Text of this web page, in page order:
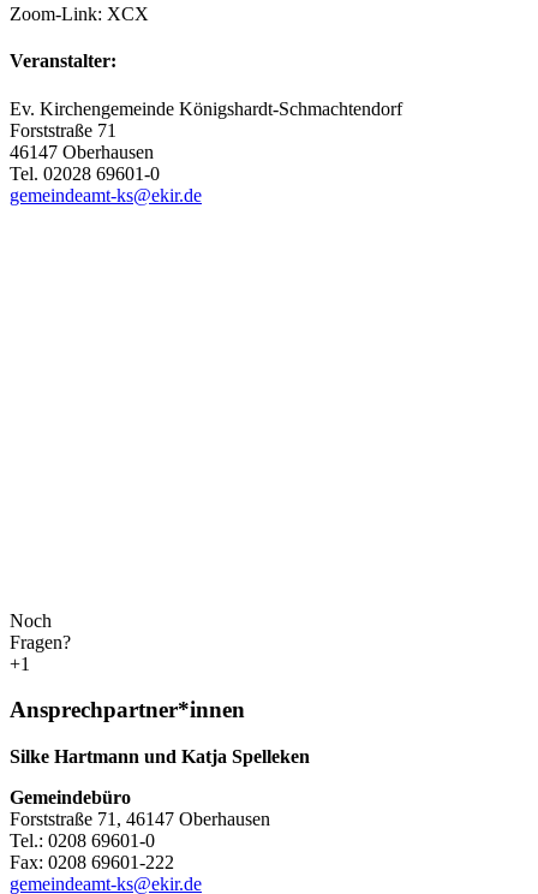
Zoom-Link: XCX
Veranstalter:
Ev. Kirchengemeinde Königshardt-Schmachtendorf
Forststraße 71
46147 Oberhausen
Tel. 02028 69601-0
gemeindeamt-ks@ekir.de
Noch
Fragen?
+1
Ansprechpartner*innen
Silke Hartmann und Katja Spelleken
Gemeindebüro
Forststraße 71, 46147 Oberhausen
Tel.: 0208 69601-0
Fax: 0208 69601-222
gemeindeamt-ks@ekir.de